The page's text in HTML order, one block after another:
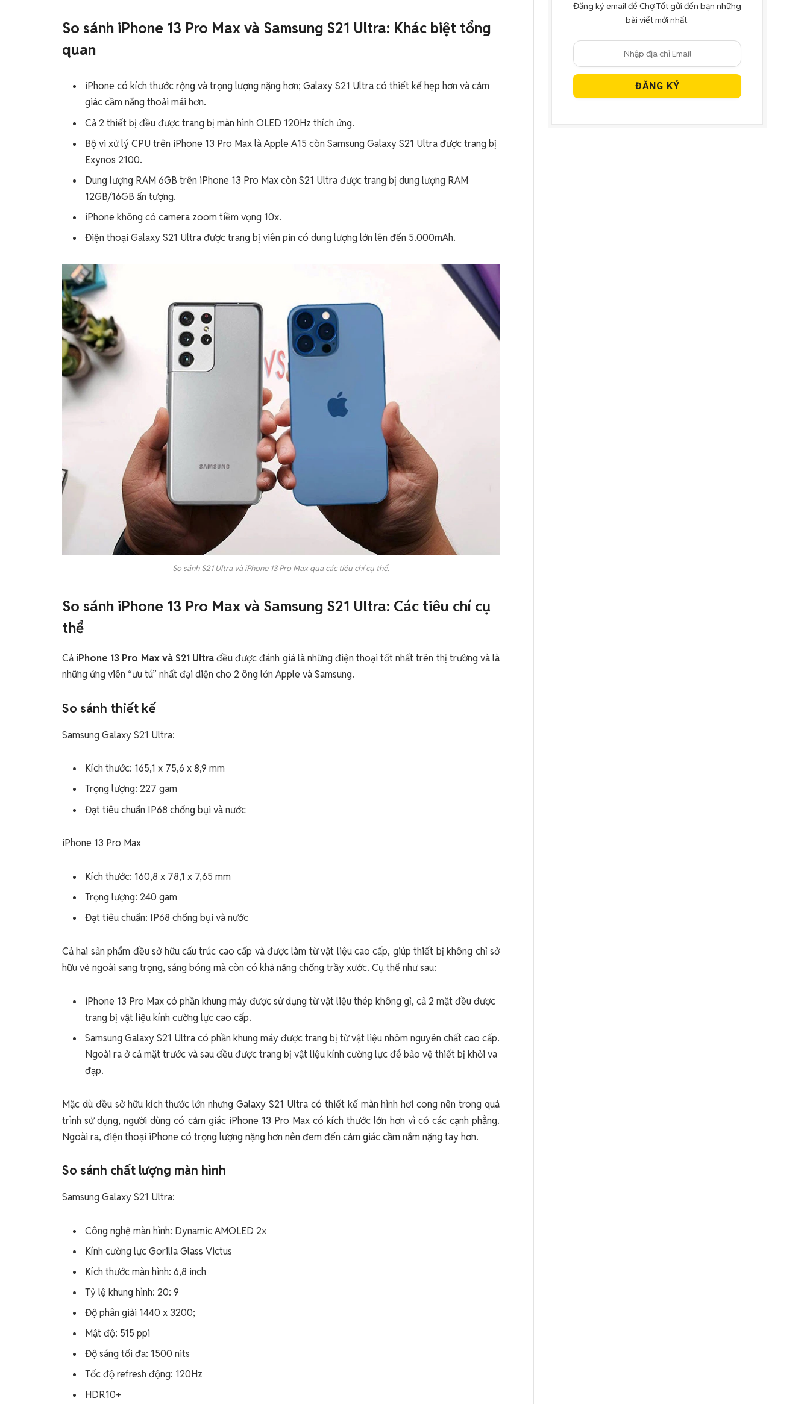
So sánh iPhone 13 Pro Max và Samsung S21 Ultra: Khác biệt tổng
quan
iPhone có kích thước rộng và trọng lượng nặng hơn; Galaxy S21 Ultra có thiết kế hẹp hơn và cảm
giác cầm nắng thoải mái hơn.
Cả 2 thiết bị đều được trang bị màn hình OLED 120Hz thích ứng.
Bộ vi xử lý CPU trên iPhone 13 Pro Max là Apple A15 còn Samsung Galaxy S21 Ultra được trang bị
Exynos 2100.
Dung lượng RAM 6GB trên iPhone 13 Pro Max còn S21 Ultra được trang bị dung lượng RAM
12GB/16GB ấn tượng.
iPhone không có camera zoom tiềm vọng 10x.
Điện thoại Galaxy S21 Ultra được trang bị viên pin có dung lượng lớn lên đến 5.000mAh.
So sánh S21 Ultra và iPhone 13 Pro Max qua các tiêu chí cụ thể.
So sánh iPhone 13 Pro Max và Samsung S21 Ultra: Các tiêu chí cụ
thể
Cả iPhone 13 Pro Max và S21 Ultrađều được đánh giá là những điện thoại tốt nhất trên thị trường và là
những ứng viên “ưu tú” nhất đại diện cho 2 ông lớn Apple và Samsung.
So sánh thiết kế
Samsung Galaxy S21 Ultra:
Kích thước: 165,1 x 75,6 x 8,9 mm
Trọng lượng: 227 gam
Đạt tiêu chuẩn IP68 chống bụi và nước
iPhone 13 Pro Max
Kích thước: 160,8 x 78,1 x 7,65 mm
Trọng lượng: 240 gam
Đạt tiêu chuẩn: IP68 chống bụi và nước
Cả hai sản phẩm đều sở hữu cấu trúc cao cấp và được làm từ vật liệu cao cấp, giúp thiết bị không chỉ sở
hữu vẻ ngoài sang trọng, sáng bóng mà còn có khả năng chống trầy xước. Cụ thể như sau:
iPhone 13 Pro Max có phần khung máy được sử dụng từ vật liệu thép không gỉ, cả 2 mặt đều được
trang bị vật liệu kính cường lực cao cấp.
Samsung Galaxy S21 Ultra có phần khung máy được trang bị từ vật liệu nhôm nguyên chất cao cấp.
Ngoài ra ở cả mặt trước và sau đều được trang bị vật liệu kính cường lực để bảo vệ thiết bị khỏi va
đạp.
Mặc dù đều sở hữu kích thước lớn nhưng Galaxy S21 Ultra có thiết kế màn hình hơi cong nên trong quá
trình sử dụng, người dùng có cảm giác iPhone 13 Pro Max có kích thước lớn hơn vì có các cạnh phẳng.
Ngoài ra, điện thoại iPhone có trọng lượng nặng hơn nên đem đến cảm giác cầm nắm nặng tay hơn.
So sánh chất lượng màn hình
Samsung Galaxy S21 Ultra:
Công nghệ màn hình: Dynamic AMOLED 2x
Kính cường lực Gorilla Glass Victus
Kích thước màn hình: 6,8 inch
Tỷ lệ khung hình: 20: 9
Độ phân giải 1440 x 3200;
Mật độ: 515 ppi
Độ sáng tối đa: 1500 nits
Tốc độ refresh động: 120Hz
HDR10+
Đăng ký email để Chợ Tốt gửi đến bạn những
bài viết mới nhất.